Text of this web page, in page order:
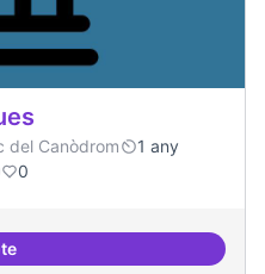
del Canòdrom
1 any
0
democràtiques